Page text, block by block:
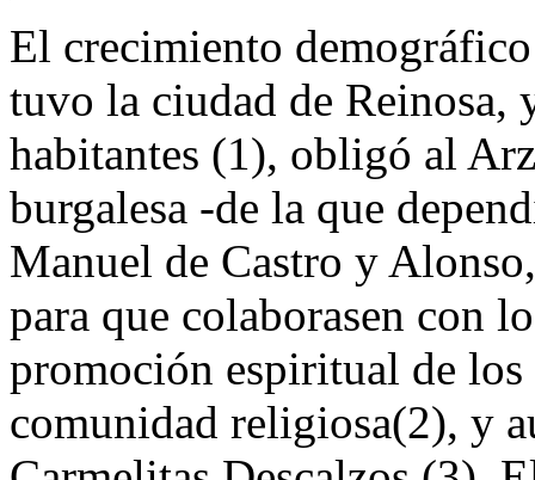
El crecimiento
tuvo la ciudad de Reinosa,
habitantes (1), obligó al
burgalesa -de la que
Manuel de Castro y
para que colaborasen con
promoción espiritual de
comunidad religiosa(2), y